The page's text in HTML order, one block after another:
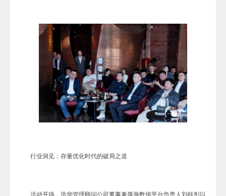
行业洞见：存量优化时代的破局之道
活动开场，浩华管理顾问公司董事兼厚海数据平台负责人刘桂彤以